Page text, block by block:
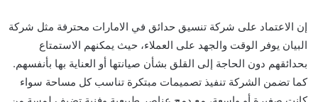
إن الاعتماد على شركة تنسيق حدائق في الامارات محترفة مثل شركة
البيان يوفر الوقت والجهد على العملاء، حيث يمكنهم الاستمتاع
بحدائقهم دون الحاجة إلى القلق بشأن صيانتها أو العناية بها بأنفسهم.
كما تضمن الشركة تنفيذ تصميمات مبتكرة تناسب كل مساحة سواء